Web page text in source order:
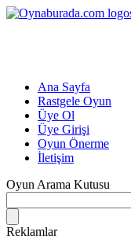
Ana Sayfa
Rastgele Oyun
Üye Ol
Üye Girişi
Oyun Önerme
İletişim
Oyun Arama Kutusu
Reklamlar